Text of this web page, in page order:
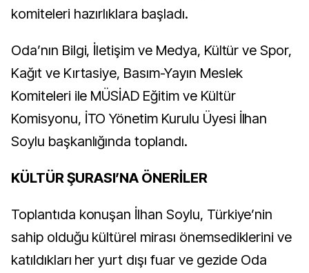
komiteleri hazırlıklara başladı.
Oda’nın Bilgi, İletişim ve Medya, Kültür ve Spor,
Kağıt ve Kırtasiye, Basım-Yayın Meslek
Komiteleri ile MÜSİAD Eğitim ve Kültür
Komisyonu, İTO Yönetim Kurulu Üyesi İlhan
Soylu başkanlığında toplandı.
KÜLTÜR ŞURASI’NA ÖNERİLER
Toplantıda konuşan İlhan Soylu, Türkiye’nin
sahip olduğu kültürel mirası önemsediklerini ve
katıldıkları her yurt dışı fuar ve gezide Oda